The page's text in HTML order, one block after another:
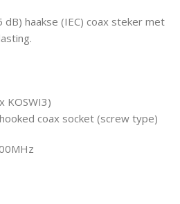
haakse (IEC) coax steker met
KOSWI3)
coax socket (screw type)